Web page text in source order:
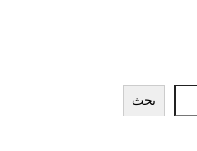
بحث